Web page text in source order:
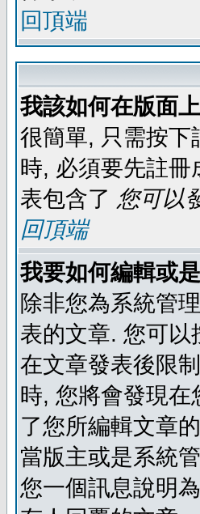
回頂端
我該如何在版面
很簡單, 只需按下
時, 必須要先註
表包含了 您可以
回頂端
我要如何編輯或
除非您為系統管
表的文章. 您可以
在文章發表後限
時, 您將會發現
了您所編輯文章
當版主或是系統
您一個訊息說明